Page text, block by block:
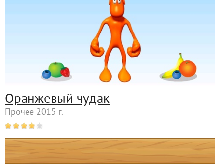
Оранжевый чудак
Прочее 2015 г.